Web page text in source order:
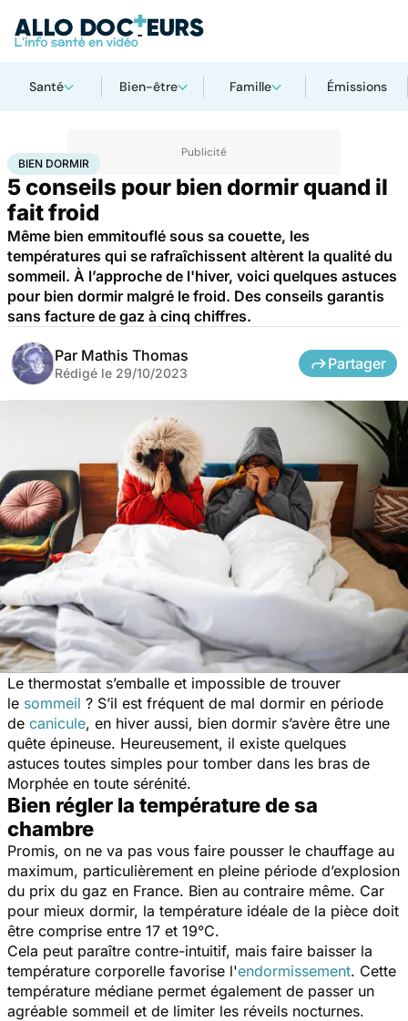
Santé Bien-être Famille Émissions
AccueilBien-être
BIEN DORMIR
5 conseils pour bien dormir quand il
fait froid
Même bien emmitouflé sous sa couette, les
températures qui se rafraîchissent altèrent la qualité du
sommeil. À l’approche de l'hiver, voici quelques astuces
pour bien dormir malgré le froid. Des conseils garantis
sans facture de gaz à cinq chiffres.
Par Mathis Thomas
Rédigé le 29/10/2023
Partager
Le thermostat s’emballe et impossible de trouver
le sommeil ? S’il est fréquent de mal dormir en période
de canicule, en hiver aussi, bien dormir s’avère être une
quête épineuse. Heureusement, il existe quelques
astuces toutes simples pour tomber dans les bras de
Morphée en toute sérénité.
Bien régler la température de sa
chambre
Promis, on ne va pas vous faire pousser le chauffage au
maximum, particulièrement en pleine période d’explosion
du prix du gaz en France. Bien au contraire même. Car
pour mieux dormir, la température idéale de la pièce doit
être comprise entre 17 et 19°C.
Cela peut paraître contre-intuitif, mais faire baisser la
température corporelle favorise l'endormissement. Cette
température médiane permet également de passer un
agréable sommeil et de limiter les réveils nocturnes.